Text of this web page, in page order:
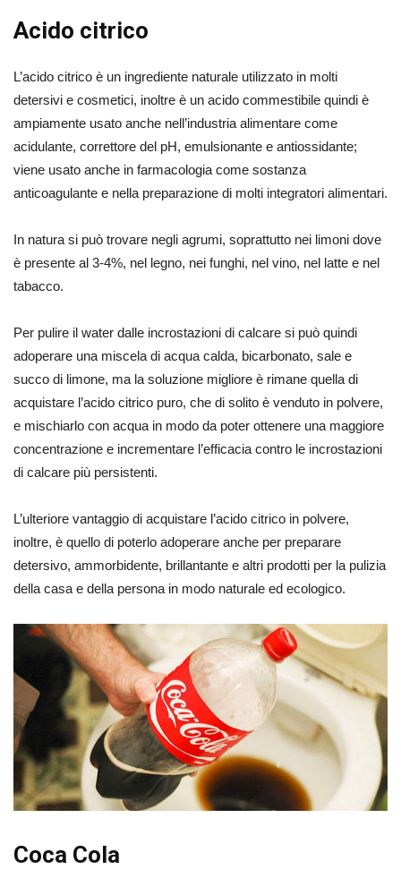
Acido citrico
L’acido citrico è un ingrediente naturale utilizzato in molti
detersivi e cosmetici, inoltre è un acido commestibile quindi è
ampiamente usato anche nell’industria alimentare come
acidulante, correttore del pH, emulsionante e antiossidante;
viene usato anche in farmacologia come sostanza
anticoagulante e nella preparazione di molti integratori alimentari.
In natura si può trovare negli agrumi, soprattutto nei limoni dove
è presente al 3-4%, nel legno, nei funghi, nel vino, nel latte e nel
tabacco.
Per pulire il water dalle incrostazioni di calcare si può quindi
adoperare una miscela di acqua calda, bicarbonato, sale e
succo di limone, ma la soluzione migliore è rimane quella di
acquistare l’acido citrico puro, che di solito è venduto in polvere,
e mischiarlo con acqua in modo da poter ottenere una maggiore
concentrazione e incrementare l’efficacia contro le incrostazioni
di calcare più persistenti.
L’ulteriore vantaggio di acquistare l’acido citrico in polvere,
inoltre, è quello di poterlo adoperare anche per preparare
detersivo, ammorbidente, brillantante e altri prodotti per la pulizia
della casa e della persona in modo naturale ed ecologico.
Coca Cola